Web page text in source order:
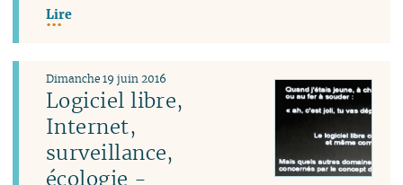
Lire
Logiciel libre,
Internet,
surveillance,
écologie -
Dimanche 19 juin 2016